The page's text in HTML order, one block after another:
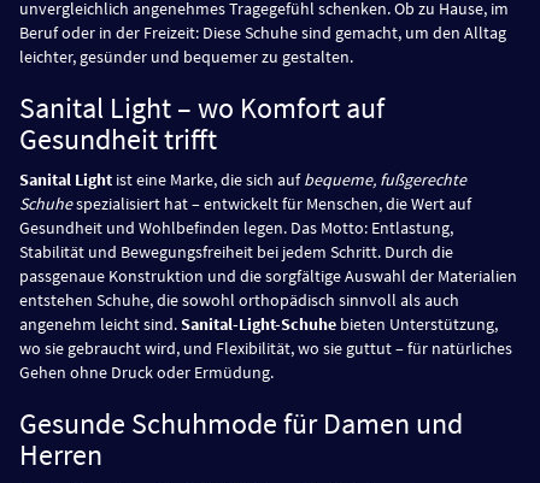
unvergleichlich angenehmes Tragegefühl schenken. Ob zu Hause, im
Beruf oder in der Freizeit: Diese Schuhe sind gemacht, um den Alltag
leichter, gesünder und bequemer zu gestalten.
Sanital Light – wo Komfort auf
Gesundheit trifft
Sanital Light ist eine Marke, die sich aufbequeme, fußgerechte
Schuhespezialisiert hat – entwickelt für Menschen, die Wert auf
Gesundheit und Wohlbefinden legen. Das Motto: Entlastung,
Stabilität und Bewegungsfreiheit bei jedem Schritt. Durch die
passgenaue Konstruktion und die sorgfältige Auswahl der Materialien
entstehen Schuhe, die sowohl orthopädisch sinnvoll als auch
angenehm leicht sind.Sanital-Light-Schuhe bieten Unterstützung,
wo sie gebraucht wird, und Flexibilität, wo sie guttut – für natürliches
Gehen ohne Druck oder Ermüdung.
Gesunde Schuhmode für Damen und
Herren